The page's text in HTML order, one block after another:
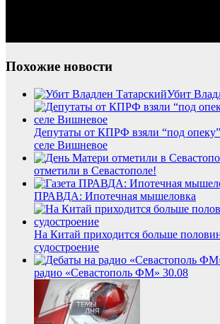
Похожие новости
Убит
Депутаты от КПРФ взяли “под
селе Вишневое
отметили в Севастополе!
ПРАВДА: Ипотечная мышеловка
На Китай приходится больше
судостроение
радио «Севастополь ФМ» 30.08